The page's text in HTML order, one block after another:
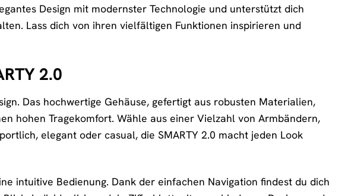
Design mit modernster Technologie und unterstützt dich
Lass dich von ihren vielfältigen Funktionen inspirieren und
2.0
Das hochwertige Gehäuse, gefertigt aus robusten Materialien,
hohen Tragekomfort. Wähle aus einer Vielzahl von Armbändern,
elegant oder casual, die SMARTY 2.0 macht jeden Look
intuitive Bedienung. Dank der einfachen Navigation findest du dich